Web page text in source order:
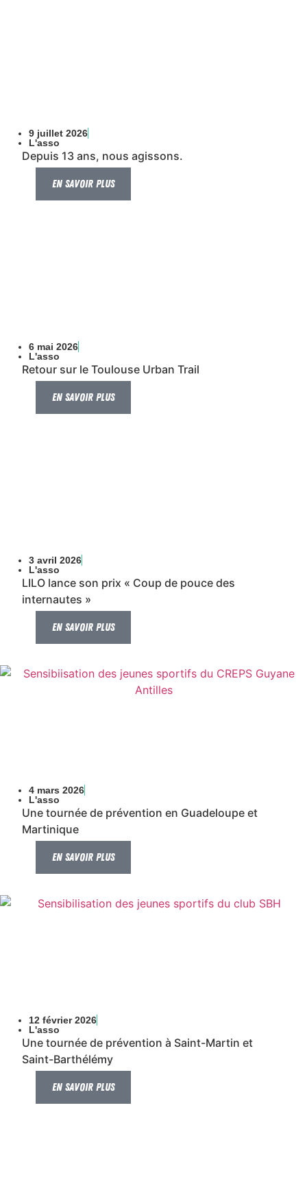
9 juillet 2026
L'asso
Depuis 13 ans, nous agissons.
En savoir plus
6 mai 2026
L'asso
Retour sur le Toulouse Urban Trail
En savoir plus
3 avril 2026
L'asso
LILO lance son prix « Coup de pouce des
internautes »
En savoir plus
4 mars 2026
L'asso
Une tournée de prévention en Guadeloupe et
Martinique
En savoir plus
12 février 2026
L'asso
Une tournée de prévention à Saint-Martin et
Saint-Barthélémy
En savoir plus